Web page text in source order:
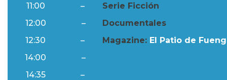
11:00
–
Serie Ficción
12:00
–
Documentales
12:30
– Magazine: El Patio de
14:00
–
14:35
–